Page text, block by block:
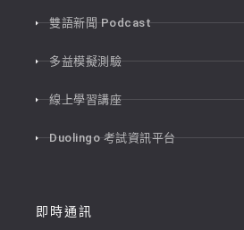
雙語新聞 Podcast
多益模擬測驗
線上學習講座
Duolingo 考試資訊平台
即時通訊